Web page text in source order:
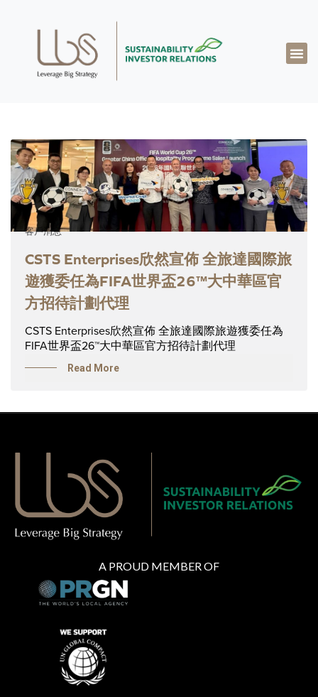
客戶消息
CSTS Enterprises欣然宣佈 全旅達國際旅
遊獲委任為FIFA世界盃26™大中華區官
方招待計劃代理
CSTS Enterprises欣然宣佈 全旅達國際旅遊獲委任為
FIFA世界盃26™大中華區官方招待計劃代理
Read More
A PROUD MEMBER OF